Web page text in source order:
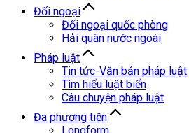
Đối ngoại
Đối ngoại quốc phòng
Hải quân nước ngoài
Pháp luật
Tin tức-Văn bản pháp luật
Tìm hiểu luật biển
Câu chuyện pháp luật
Đa phương tiện